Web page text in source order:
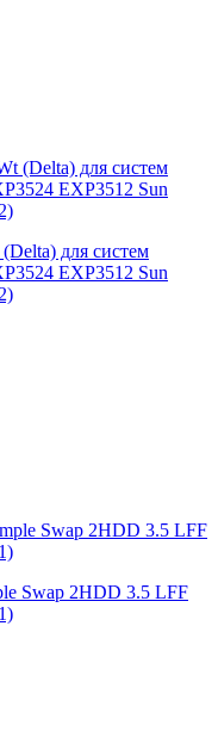
для систем
EXP3512 Sun
Swap 2HDD 3.5 LFF